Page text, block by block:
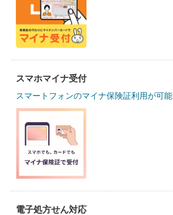
スマホマイナ受付
スマートフォンのマイナ保険証利用が可能
電子処方せん対応